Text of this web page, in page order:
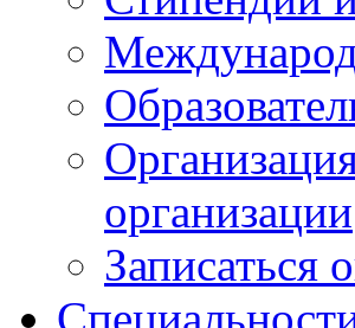
организации
Записаться